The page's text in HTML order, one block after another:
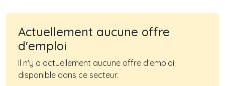
Actuellement aucune offre
d'emploi
Il n'y a actuellement aucune offre d'emploi
disponible dans ce secteur.